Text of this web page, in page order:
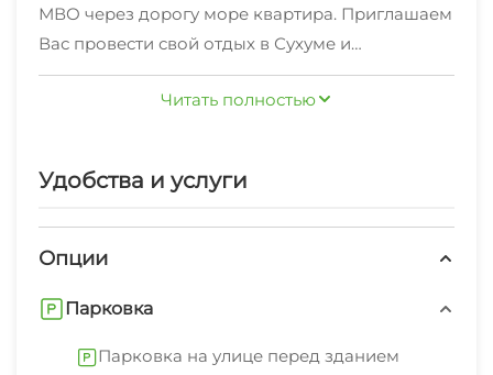
МВО через дорогу море квартира. Приглашаем
Вас провести свой отдых в Сухуме и
остановиться в нашей уютной и просторной
квартире! Квартира находится на улице
попасть в любую точку нашего прекрасного
необходимое: кафе и рестораны; магазины и
развлекательные центры. Неспешным шагом,
Вы найдете развлечения и экскурсии на любой
Читать полностью
Удобства и услуги
Опции
Парковка
Парковка на улице перед зданием